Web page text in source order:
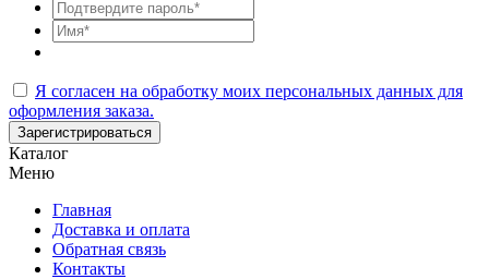
Я согласен на обработку моих персональных данных для
оформления заказа.
Зарегистрироваться
Каталог
Меню
Главная
Доставка и оплата
Обратная связь
Контакты